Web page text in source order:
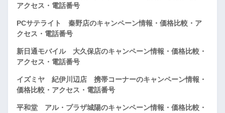
アクセス・電話番号
PCサテライト 秦野店のキャンペーン情報・価格比較・ア
クセス・電話番号
新日通モバイル 大久保店のキャンペーン情報・価格比較・
アクセス・電話番号
イズミヤ 紀伊川辺店 携帯コーナーのキャンペーン情報・
価格比較・アクセス・電話番号
平和堂 アル・プラザ城陽のキャンペーン情報・価格比較・